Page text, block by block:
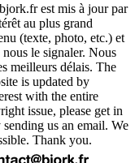
est mis à jour par
au plus grand
(texte, photo, etc.) et
le signaler. Nous
meilleurs délais. The
is updated by
with the entire
issue, please get in
us an email. We
Thank you.